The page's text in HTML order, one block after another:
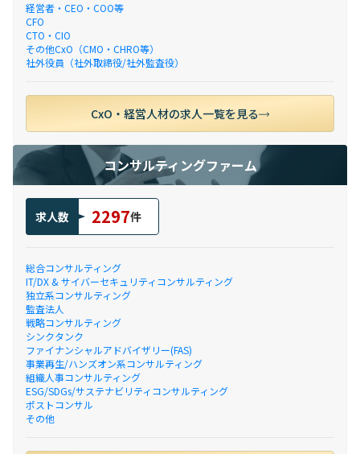
経営者・CEO・COO等
CFO
CTO・CIO
その他CxO（CMO・CHRO等）
社外役員（社外取締役/社外監査役）
CxO・経営人材の求人一覧を見る
コンサルティングファーム
求人数 2297件
総合コンサルティング
IT/DX & サイバーセキュリティコンサルティング
独立系コンサルティング
監査法人
戦略コンサルティング
シンクタンク
ファイナンシャルアドバイザリー(FAS)
事業再生/ハンズオン系コンサルティング
組織人事コンサルティング
ESG/SDGs/サステナビリティコンサルティング
ポストコンサル
その他